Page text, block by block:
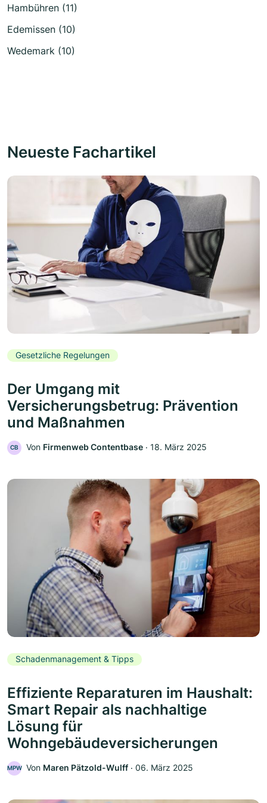
Hambühren (11)
Edemissen (10)
Wedemark (10)
Neueste Fachartikel
Gesetzliche Regelungen
Der Umgang mit
Versicherungsbetrug: Prävention
und Maßnahmen
CB Von Firmenweb Contentbase ‧ 18. März 2025
Schadenmanagement & Tipps
Effiziente Reparaturen im Haushalt:
Smart Repair als nachhaltige
Lösung für
Wohngebäudeversicherungen
MPW Von Maren Pätzold-Wulff ‧ 06. März 2025